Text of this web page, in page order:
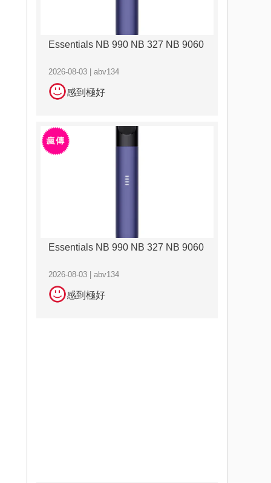
Essentials NB 990 NB 327 NB 9060
2026-08-03 | abv134
感到極好
Essentials NB 990 NB 327 NB 9060
2026-08-03 | abv134
感到極好